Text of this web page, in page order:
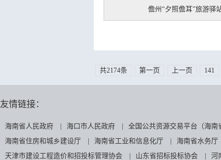
儋州“夕照儋耳”旅游驿
共2174条 第一页 上一页 141
友情链接：
海南省人民政府 海口市人民政府
全国公共资源交易平台（海南
海南省住房和城乡建设厅
海南省工业和信息化厅
海南省水务厅
天津市建设工程造价和招投标管理协会
山东省招标投标协会
河